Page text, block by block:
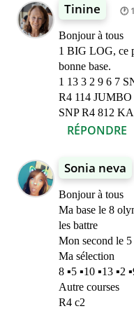
Tinine
Bonjour à tous
1 BIG LOG, ce
bonne base.
1 13 3 2 9 6 7
R4 114
SNP R4 812
RÉPONDRE
Sonia neva
Bonjour à tous
Ma base le 8
les battre
Mon second le 5
Ma sélection
8 ▪︎5 ▪︎10 ▪︎13 ▪︎2
Autre courses
R4 c2